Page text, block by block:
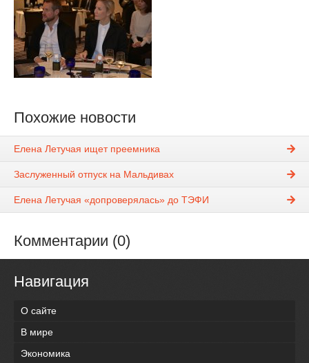
Похожие новости
Елена Летучая ищет преемника
Заслуженный отпуск на Мальдивах
Елена Летучая «допроверялась» до ТЭФИ
Комментарии (0)
Навигация
О сайте
В мире
Экономика